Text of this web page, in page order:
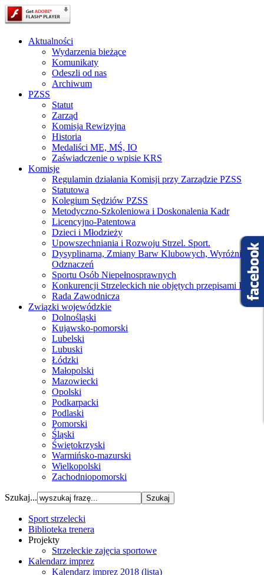
Aktualności
Wydarzenia bieżące
Komunikaty
Odeszli od nas
Archiwum
PZSS
Statut
Zarząd
Komisja Rewizyjna
Historia
Medaliści ME, MŚ, IO
Zaświadczenie o wpisie KRS
Komisje
Regulamin działania Komisji przy Zarządzie PZSS
Statutowa
Kolegium Sędziów PZSS
Metodyczno-Szkoleniowa i Doskonalenia Kadr
Licencyjno-Patentowa
Dzieci i Młodzieży
Upowszechniania i Rozwoju Strzel. Sport.
Dysyplinarna, Zmiany Barw Klubowych, Wyróżnień i
Odznaczeń
Sportu Osób Niepełnosprawnych
Konkurencji Strzeleckich nie objętych przepisami ISSF
Rada Zawodnicza
Związki wojewódzkie
Dolnośląski
Kujawsko-pomorski
Lubelski
Lubuski
Łódzki
Małopolski
Mazowiecki
Opolski
Podkarpacki
Podlaski
Pomorski
Śląski
Świętokrzyski
Warmińsko-mazurski
Wielkopolski
Zachodniopomorski
Szukaj...
Sport strzelecki
Biblioteka trenera
Projekty
Strzeleckie zajęcia sportowe
Kalendarz imprez
Kalendarz imprez 2018 (lista)